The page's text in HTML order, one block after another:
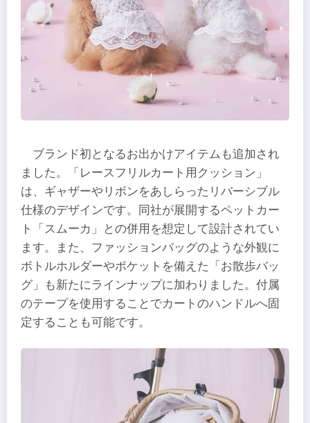
ブランド初となるお出かけアイテムも追加され
ました。「レースフリルカート用クッション」
は、ギャザーやリボンをあしらったリバーシブル
仕様のデザインです。同社が展開するペットカー
ト「スムーカ」との併用を想定して設計されてい
ます。また、ファッションバッグのような外観に
ボトルホルダーやポケットを備えた「お散歩バッ
グ」も新たにラインナップに加わりました。付属
のテープを使用することでカートのハンドルへ固
定することも可能です。